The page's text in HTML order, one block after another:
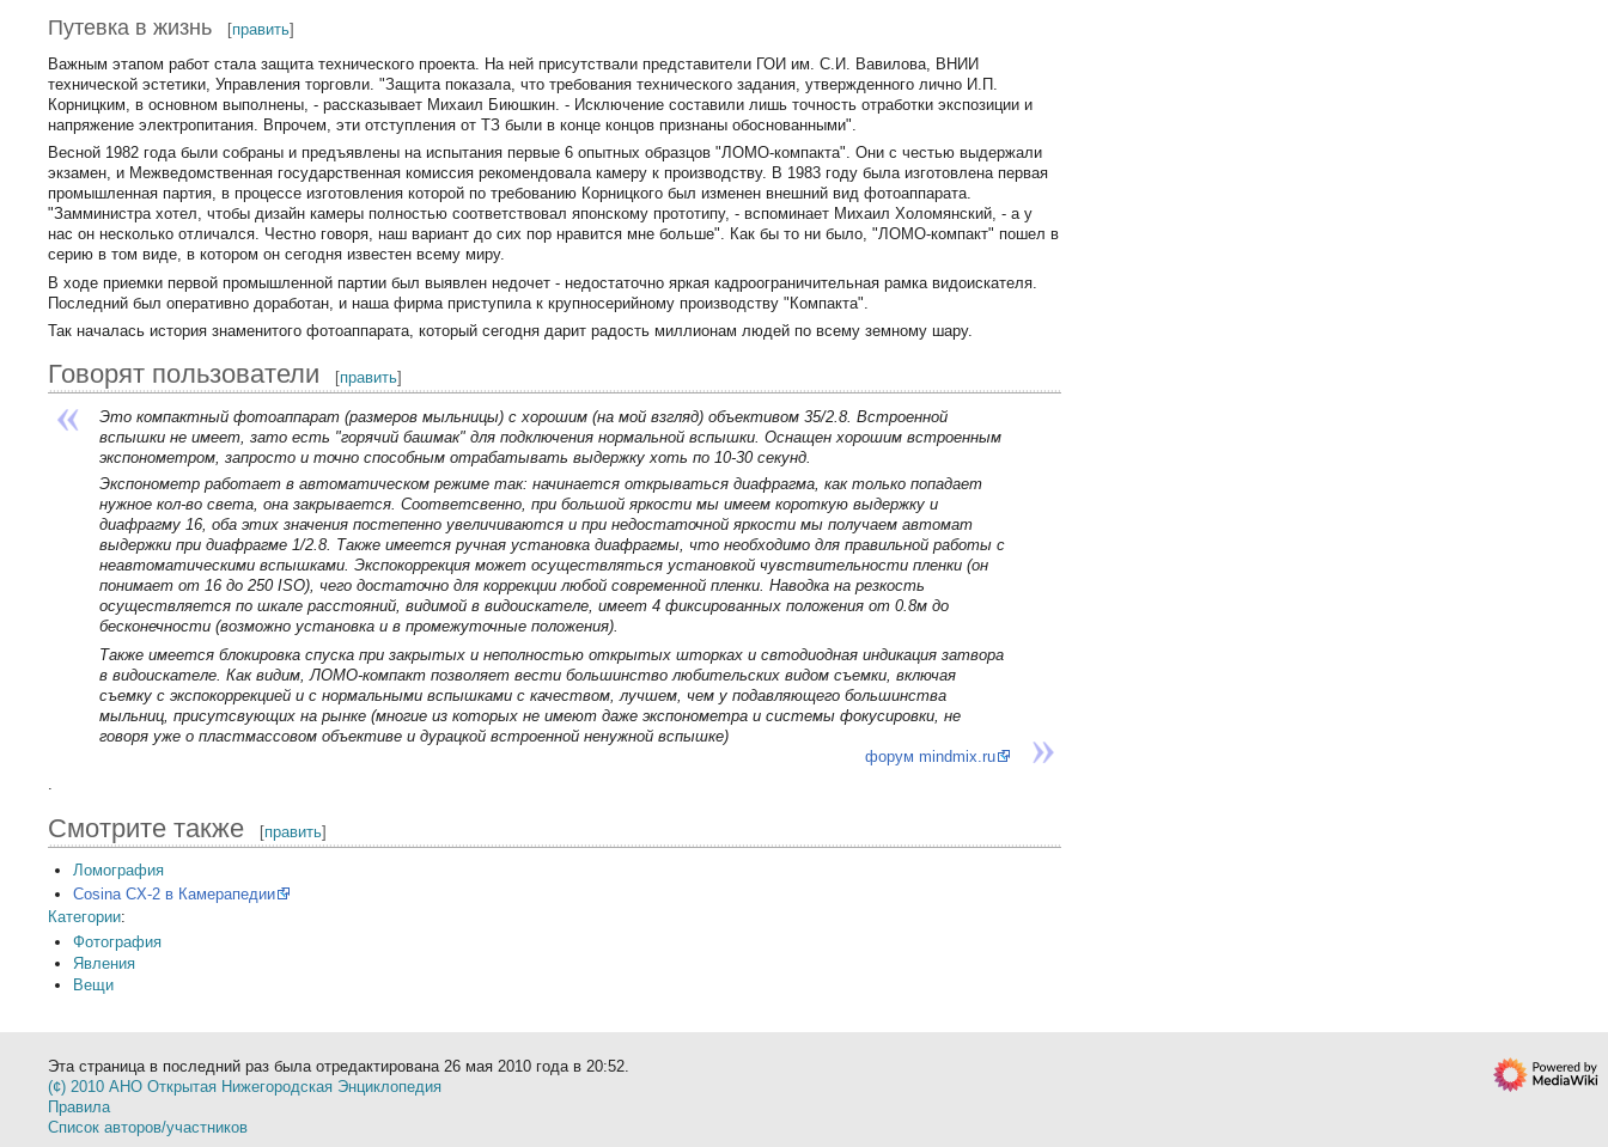
Путевка в жизнь [править]
Важным этапом работ стала защита технического проекта. На ней присутствали представители ГОИ им. С.И. Вавилова, ВНИИ
технической эстетики, Управления торговли. "Защита показала, что требования технического задания, утвержденного лично И.П.
Корницким, в основном выполнены, - рассказывает Михаил Биюшкин. - Исключение составили лишь точность отработки экспозиции и
напряжение электропитания. Впрочем, эти отступления от ТЗ были в конце концов признаны обоснованными".
Весной 1982 года были собраны и предъявлены на испытания первые 6 опытных образцов "ЛОМО-компакта". Они с честью выдержали
экзамен, и Межведомственная государственная комиссия рекомендовала камеру к производству. В 1983 году была изготовлена первая
промышленная партия, в процессе изготовления которой по требованию Корницкого был изменен внешний вид фотоаппарата.
"Замминистра хотел, чтобы дизайн камеры полностью соответствовал японскому прототипу, - вспоминает Михаил Холомянский, - а у
нас он несколько отличался. Честно говоря, наш вариант до сих пор нравится мне больше". Как бы то ни было, "ЛОМО-компакт" пошел в
серию в том виде, в котором он сегодня известен всему миру.
В ходе приемки первой промышленной партии был выявлен недочет - недостаточно яркая кадроограничительная рамка видоискателя.
Последний был оперативно доработан, и наша фирма приступила к крупносерийному производству "Компакта".
Так началась история знаменитого фотоаппарата, который сегодня дарит радость миллионам людей по всему земному шару.
Говорят пользователи [править]
Это компактный фотоаппарат (размеров мыльницы) с хорошим (на мой взгляд) объективом 35/2.8. Встроенной
вспышки не имеет, зато есть "горячий башмак" для подключения нормальной вспышки. Оснащен хорошим встроенным
экспонометром, запросто и точно способным отрабатывать выдержку хоть по 10-30 секунд.
Экспонометр работает в автоматическом режиме так: начинается открываться диафрагма, как только попадает
нужное кол-во света, она закрывается. Соответсвенно, при большой яркости мы имеем короткую выдержку и
диафрагму 16, оба этих значения постепенно увеличиваются и при недостаточной яркости мы получаем автомат
выдержки при диафрагме 1/2.8. Также имеется ручная установка диафрагмы, что необходимо для правильной работы с
неавтоматическими вспышками. Экспокоррекция может осуществляться установкой чувствительности пленки (он
понимает от 16 до 250 ISO), чего достаточно для коррекции любой современной пленки. Наводка на резкость
осуществляется по шкале расстояний, видимой в видоискателе, имеет 4 фиксированных положения от 0.8м до
бесконечности (возможно установка и в промежуточные положения).
Также имеется блокировка спуска при закрытых и неполностью открытых шторках и свтодиодная индикация затвора
в видоискателе. Как видим, ЛОМО-компакт позволяет вести большинство любительских видом съемки, включая
съемку с экспокоррекцией и с нормальными вспышками с качеством, лучшем, чем у подавляющего большинства
мыльниц, присутсвующих на рынке (многие из которых не имеют даже экспонометра и системы фокусировки, не
говоря уже о пластмассовом объективе и дурацкой встроенной ненужной вспышке)
форум mindmix.ru
.
Смотрите также [править]
Ломография
Cosina CX-2 в Камерапедии
Категории:
Фотография
Явления
Вещи
Эта страница в последний раз была отредактирована 26 мая 2010 года в 20:52.
(¢) 2010 АНО Открытая Нижегородская Энциклопедия
Правила
Список авторов/участников